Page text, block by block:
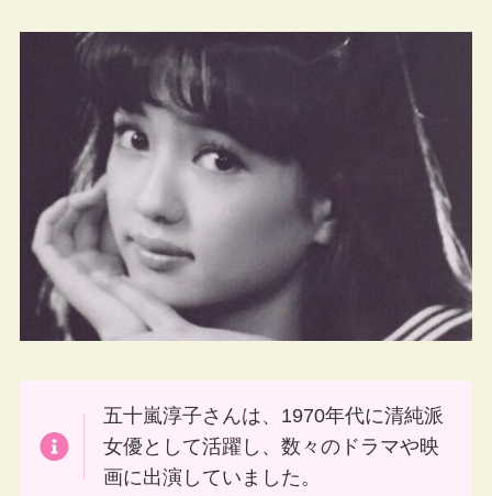
五十嵐淳子さんは、1970年代に清純派
女優として活躍し、数々のドラマや映
画に出演していました。